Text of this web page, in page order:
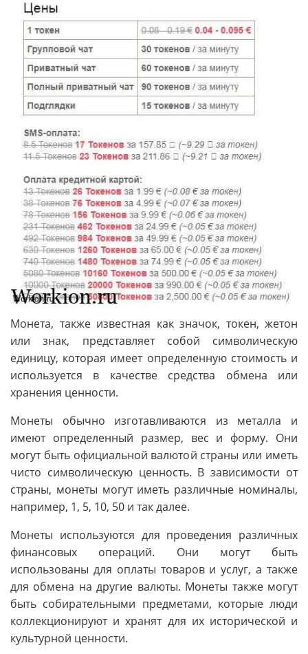
Монета, также известная как значок, токен, жетон
или знак, представляет собой символическую
единицу, которая имеет определенную стоимость и
используется в качестве средства обмена или
хранения ценности.
Монеты обычно изготавливаются из металла и
имеют определенный размер, вес и форму. Они
могут быть официальной валютой страны или иметь
чисто символическую ценность. В зависимости от
страны, монеты могут иметь различные номиналы,
например, 1, 5, 10, 50 и так далее.
Монеты используются для проведения различных
финансовых операций. Они могут быть
использованы для оплаты товаров и услуг, а также
для обмена на другие валюты. Монеты также могут
быть собирательными предметами, которые люди
коллекционируют и хранят для их исторической и
культурной ценности.